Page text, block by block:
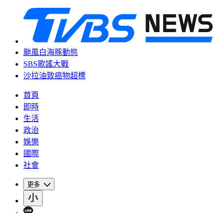
颱風白海豚動態
SBS歌謠大戰
沙拉油致癌物超標
首頁
即時
生活
政治
娛樂
國際
社會
更多